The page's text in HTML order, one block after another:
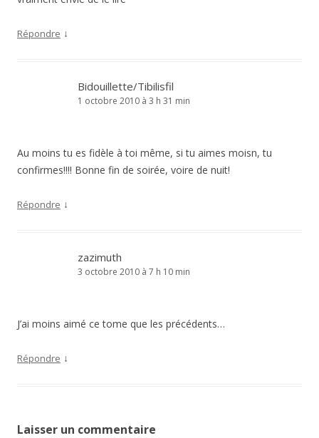
Répondre ↓
Bidouillette/Tibilisfil
1 octobre 2010 à 3 h 31 min
Au moins tu es fidèle à toi même, si tu aimes moisn, tu
confirmes!!!! Bonne fin de soirée, voire de nuit!
Répondre ↓
zazimuth
3 octobre 2010 à 7 h 10 min
J’ai moins aimé ce tome que les précédents…
Répondre ↓
Laisser un commentaire